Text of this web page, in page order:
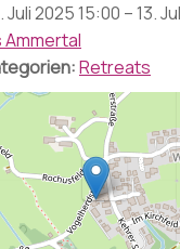
Juli 2025 15:00 –13.
Ammertal
Retreats